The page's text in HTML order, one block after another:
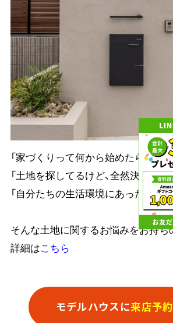
「家づくりって何から始めたら良い
「土地を探してるけど、全然決まら
「自分たちの生活環境にあった土地
そんな土地に関するお悩みをお持ち
詳細はこちら
モデルハウスに来店予約